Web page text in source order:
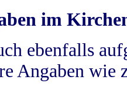
im
ebenfalls
Angaben wie